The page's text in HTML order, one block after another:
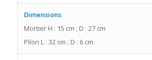
Dimensions
Mortier H : 15 cm ; D : 27 cm
Pilon L : 32 cm ; D : 6 cm